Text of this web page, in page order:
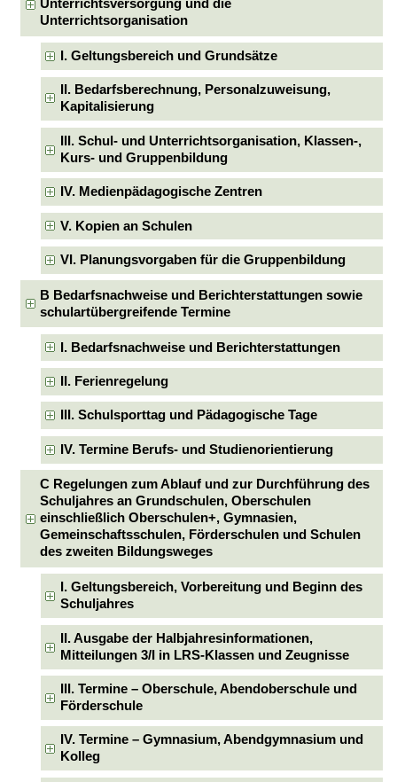
Unterrichtsversorgung und die
Unterrichtsorganisation
I. Geltungsbereich und Grundsätze
II. Bedarfsberechnung, Personalzuweisung,
Kapitalisierung
III. Schul- und Unterrichtsorganisation, Klassen-,
Kurs- und Gruppenbildung
IV. Medienpädagogische Zentren
V. Kopien an Schulen
VI. Planungsvorgaben für die Gruppenbildung
B Bedarfsnachweise und Berichterstattungen sowie
schulartübergreifende Termine
I. Bedarfsnachweise und Berichterstattungen
II. Ferienregelung
III. Schulsporttag und Pädagogische Tage
IV. Termine Berufs- und Studienorientierung
C Regelungen zum Ablauf und zur Durchführung des
Schuljahres an Grundschulen, Oberschulen
einschließlich Oberschulen+, Gymnasien,
Gemeinschaftsschulen, Förderschulen und Schulen
des zweiten Bildungsweges
I. Geltungsbereich, Vorbereitung und Beginn des
Schuljahres
II. Ausgabe der Halbjahresinformationen,
Mitteilungen 3/I in LRS-Klassen und Zeugnisse
III. Termine – Oberschule, Abendoberschule und
Förderschule
IV. Termine – Gymnasium, Abendgymnasium und
Kolleg